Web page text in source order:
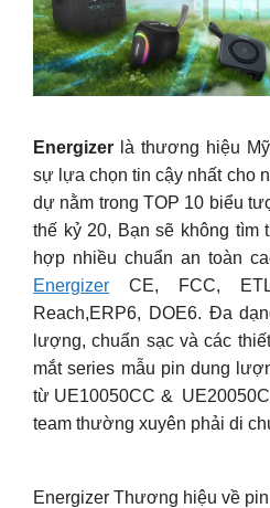
Energizer là thương hiệu
sự lựa chọn tin cậy nhất cho
dự nằm trong TOP 10 biểu
thế kỷ 20, Bạn sẽ không tìm
hợp nhiều chuẩn an toàn
Energizer CE, FCC,
Reach,ERP6, DOE6. Đa
lượng, chuẩn sạc và các
mắt series mẫu pin dung
từ UE10050CC &
team thường xuyên phải di
Energizer Thương hiệu về